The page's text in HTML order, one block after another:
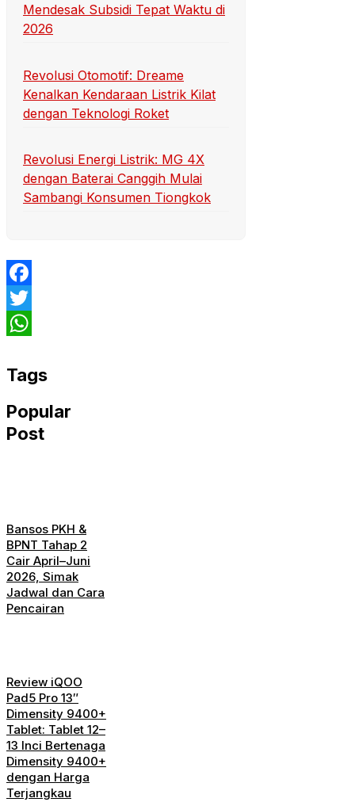
Mendesak Subsidi Tepat Waktu di
2026
Revolusi Otomotif: Dreame
Kenalkan Kendaraan Listrik Kilat
dengan Teknologi Roket
Revolusi Energi Listrik: MG 4X
dengan Baterai Canggih Mulai
Sambangi Konsumen Tiongkok
Facebook
Twitter
Tags
Popular
Post
Bansos PKH &
BPNT Tahap 2
Cair April–Juni
2026, Simak
Jadwal dan Cara
Pencairan
Review iQOO
Pad5 Pro 13″
Dimensity 9400+
Tablet: Tablet 12–
13 Inci Bertenaga
Dimensity 9400+
dengan Harga
Terjangkau